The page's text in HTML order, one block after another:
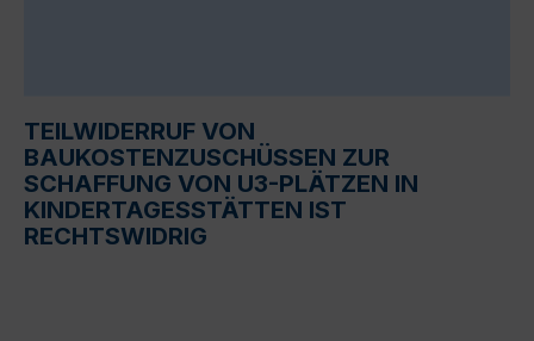
TEILWIDERRUF VON
BAUKOSTENZUSCHÜSSEN ZUR
SCHAFFUNG VON U3-PLÄTZEN IN
KINDERTAGESSTÄTTEN IST
RECHTSWIDRIG